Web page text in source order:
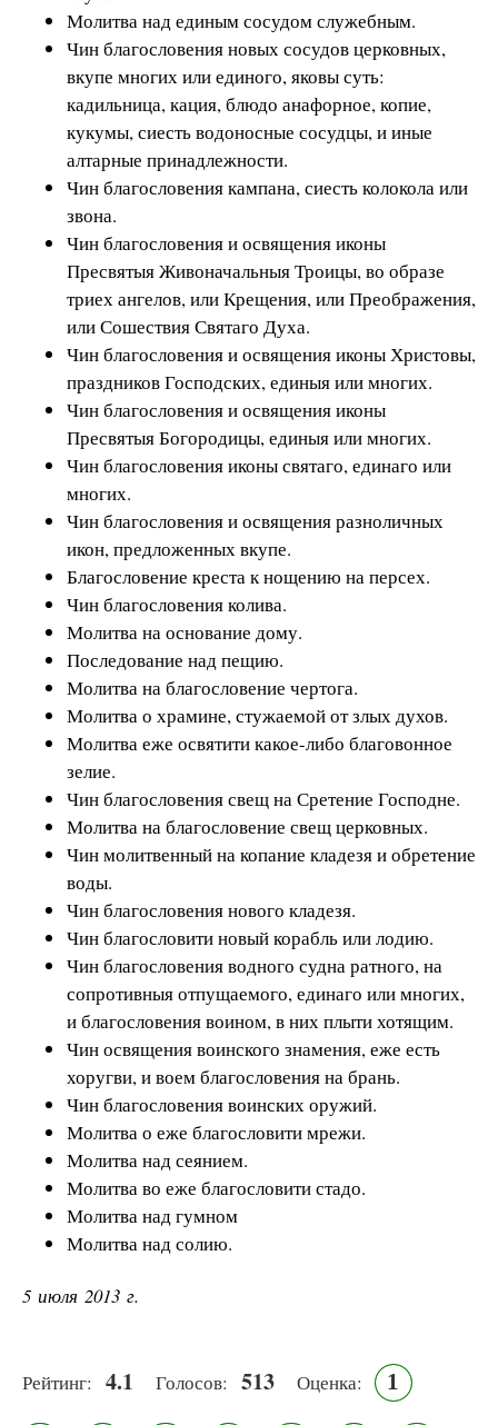
Молитва над единым сосудом служебным.
Чин благословения новых сосудов церковных,
вкупе многих или единого, яковы суть:
кадильница, кация, блюдо анафорное, копие,
кукумы, сиесть водоносные сосудцы, и иные
алтарные принадлежности.
Чин благословения кампана, сиесть колокола или
звона.
Чин благословения и освящения иконы
Пресвятыя Живоначальныя Троицы, во образе
триех ангелов, или Крещения, или Преображения,
или Сошествия Святаго Духа.
Чин благословения и освящения иконы Христовы,
праздников Господских, единыя или многих.
Чин благословения и освящения иконы
Пресвятыя Богородицы, единыя или многих.
Чин благословения иконы святаго, единаго или
многих.
Чин благословения и освящения разноличных
икон, предложенных вкупе.
Благословение креста к нощению на персех.
Чин благословения колива.
Молитва на основание дому.
Последование над пещию.
Молитва на благословение чертога.
Молитва о храмине, стужаемой от злых духов.
Молитва еже освятити какое-либо благовонное
зелие.
Чин благословения свещ на Сретение Господне.
Молитва на благословение свещ церковных.
Чин молитвенный на копание кладезя и обретение
воды.
Чин благословения нового кладезя.
Чин благословити новый корабль или лодию.
Чин благословения водного судна ратного, на
сопротивныя отпущаемого, единаго или многих,
и благословения воином, в них плыти хотящим.
Чин освящения воинского знамения, еже есть
хоругви, и воем благословения на брань.
Чин благословения воинских оружий.
Молитва о еже благословити мрежи.
Молитва над сеянием.
Молитва во еже благословити стадо.
Молитва над гумном
Молитва над солию.
5 июля 2013 г.
Рейтинг: 4.1 Голосов: 513 Оценка: 1